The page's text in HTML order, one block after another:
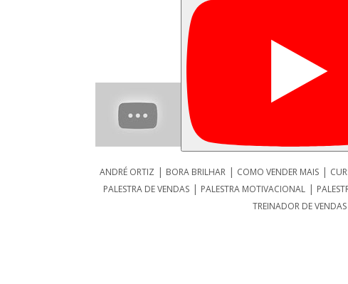
ANDRÉ ORTIZ | BORA BRILHAR| COMO VENDER MAIS|
PALESTRA DE VENDAS | PALESTRA MOTIVACIONAL |
TREINADOR DE VENDAS